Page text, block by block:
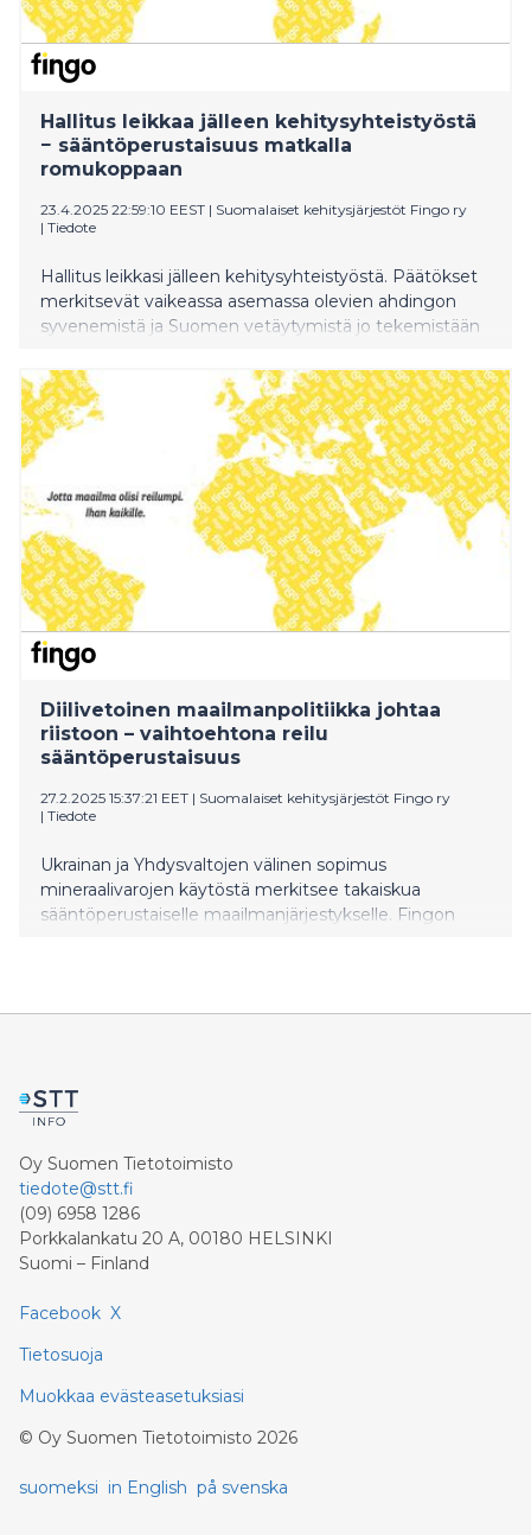
Hallitus leikkaa jälleen kehitysyhteistyöstä
− sääntöperustaisuus matkalla
romukoppaan
23.4.2025 22:59:10 EEST | Suomalaiset kehitysjärjestöt Fingo ry
| Tiedote
Hallitus leikkasi jälleen kehitysyhteistyöstä. Päätökset
merkitsevät vaikeassa asemassa olevien ahdingon
syvenemistä ja Suomen vetäytymistä jo tekemistään
Diilivetoinen maailmanpolitiikka johtaa
riistoon – vaihtoehtona reilu
sääntöperustaisuus
27.2.2025 15:37:21 EET | Suomalaiset kehitysjärjestöt Fingo ry
| Tiedote
Ukrainan ja Yhdysvaltojen välinen sopimus
mineraalivarojen käytöstä merkitsee takaiskua
sääntöperustaiselle maailmanjärjestykselle. Fingon
Vastatoimena EU:n tulee painokkaasti edistää
Oy Suomen Tietotoimisto
tiedote@stt.fi
(09) 6958 1286
Porkkalankatu 20 A, 00180 HELSINKI
Suomi – Finland
Facebook X
Tietosuoja
Muokkaa evästeasetuksiasi
© Oy Suomen Tietotoimisto 2026
suomeksi in English på svenska